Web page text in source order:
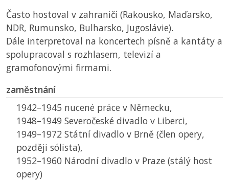
Často hostoval v zahraničí (Rakousko, Maďarsko,
NDR, Rumunsko, Bulharsko, Jugoslávie).
Dále interpretoval na koncertech písně a kantáty a
spolupracoval s rozhlasem, televizí a
gramofonovými firmami.
zaměstnání
1942–1945 nucené práce v Německu,
1948–1949 Severočeské divadlo v Liberci,
1949–1972 Státní divadlo v Brně (člen opery,
později sólista),
1952–1960 Národní divadlo v Praze (stálý host
opery)